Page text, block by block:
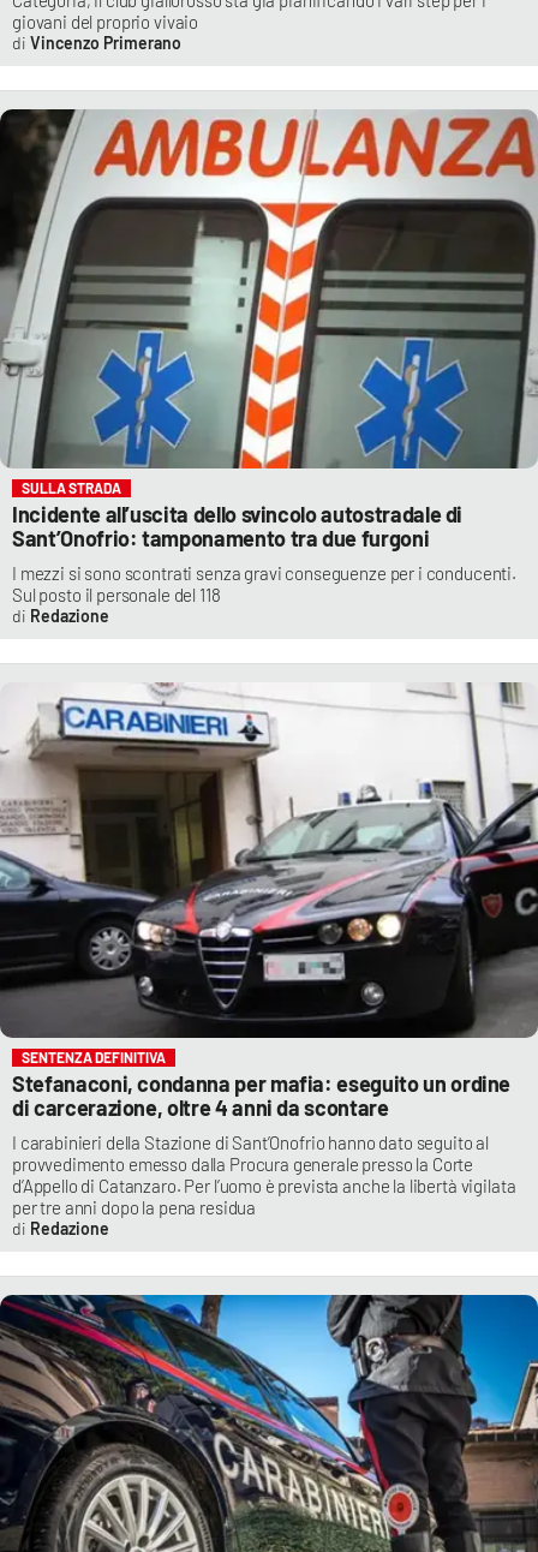
giovani del proprio vivaio
Vincenzo Primerano
SULLA STRADA
Incidente all’uscita dello svincolo autostradale di
Sant’Onofrio: tamponamento tra due furgoni
I mezzi si sono scontrati senza gravi conseguenze per i conducenti.
Sul posto il personale del 118
Redazione
SENTENZA DEFINITIVA
Stefanaconi, condanna per mafia: eseguito un ordine
di carcerazione, oltre 4 anni da scontare
I carabinieri della Stazione di Sant’Onofrio hanno dato seguito al
provvedimento emesso dalla Procura generale presso la Corte
d’Appello di Catanzaro. Per l’uomo è prevista anche la libertà vigilata
per tre anni dopo la pena residua
Redazione